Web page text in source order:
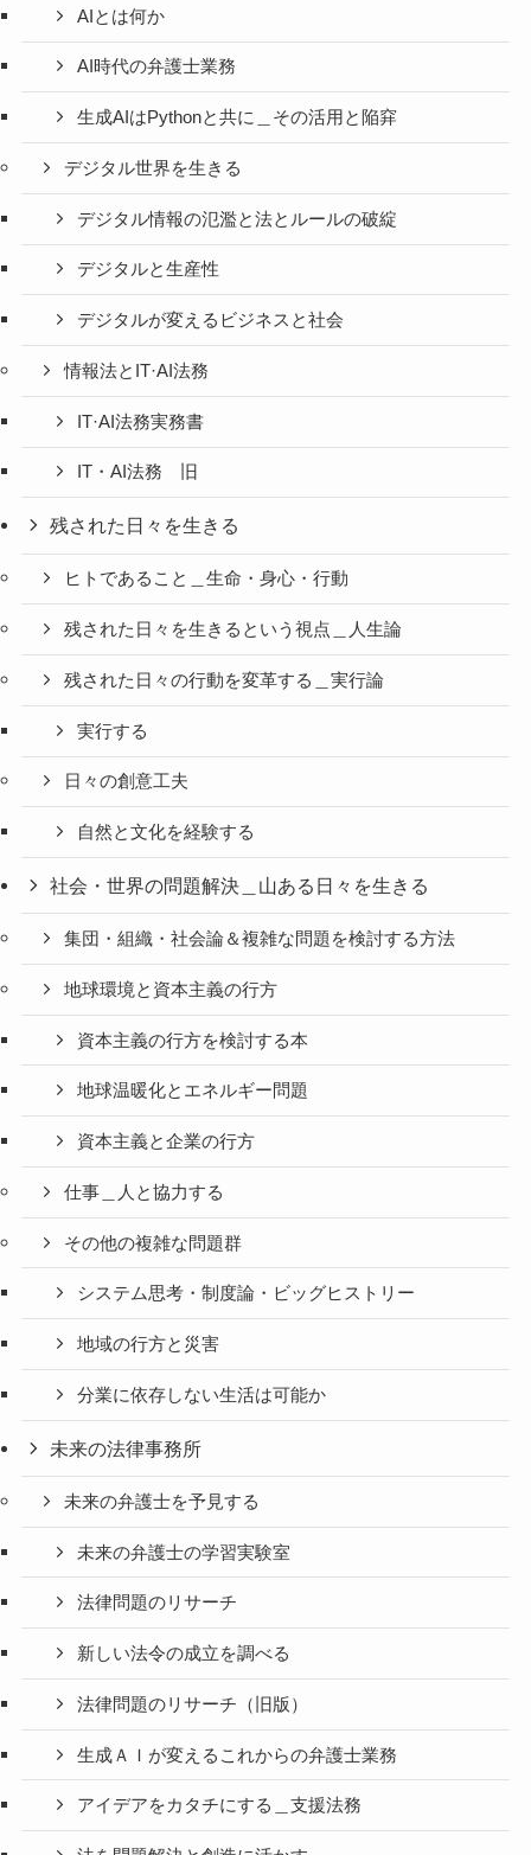
AIとは何か
AI時代の弁護士業務
生成AIはPythonと共に＿その活用と陥穽
デジタル世界を生きる
デジタル情報の氾濫と法とルールの破綻
デジタルと生産性
デジタルが変えるビジネスと社会
情報法とIT·AI法務
IT·AI法務実務書
IT・AI法務 旧
残された日々を生きる
ヒトであること＿生命・身心・行動
残された日々を生きるという視点＿人生論
残された日々の行動を変革する＿実行論
実行する
日々の創意工夫
自然と文化を経験する
社会・世界の問題解決＿山ある日々を生きる
集団・組織・社会論＆複雑な問題を検討する方法
地球環境と資本主義の行方
資本主義の行方を検討する本
地球温暖化とエネルギー問題
資本主義と企業の行方
仕事＿人と協力する
その他の複雑な問題群
システム思考・制度論・ビッグヒストリー
地域の行方と災害
分業に依存しない生活は可能か
未来の法律事務所
未来の弁護士を予見する
未来の弁護士の学習実験室
法律問題のリサーチ
新しい法令の成立を調べる
法律問題のリサーチ（旧版）
生成ＡＩが変えるこれからの弁護士業務
アイデアをカタチにする＿支援法務